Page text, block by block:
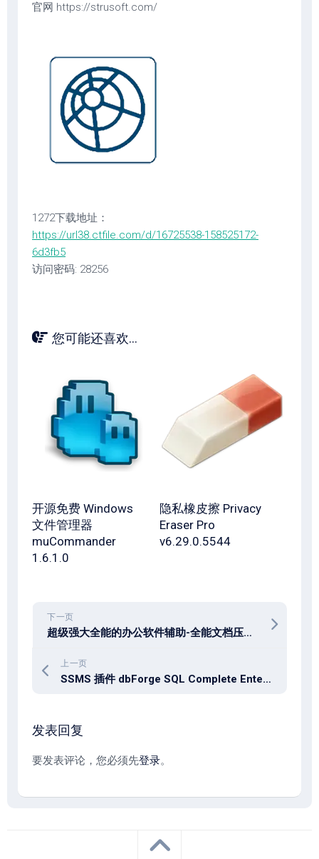
官网 https://strusoft.com/
1272下载地址：
https://url38.ctfile.com/d/16725538-158525172-
6d3fb5
访问密码: 28256
您可能还喜欢...
开源免费 Windows
文件管理器
muCommander
1.6.1.0
隐私橡皮擦 Privacy
Eraser Pro
v6.29.0.5544
下一页
超级强大全能的办公软件辅助-全能文档压缩工具 NXPowerLite Desktop 11.0 x64
上一页
SSMS 插件 dbForge SQL Complete Enterprise 2025.3.107
发表回复
要发表评论，您必须先登录。